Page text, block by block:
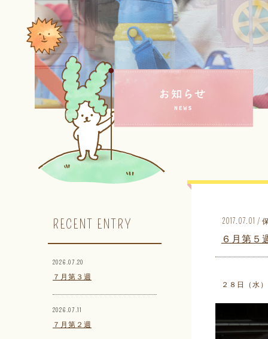
RECENT ENTRY
2026.07.20
７月第３週
2026.07.11
７月第２週
2017.07.01 /
６月第５
２８日（水